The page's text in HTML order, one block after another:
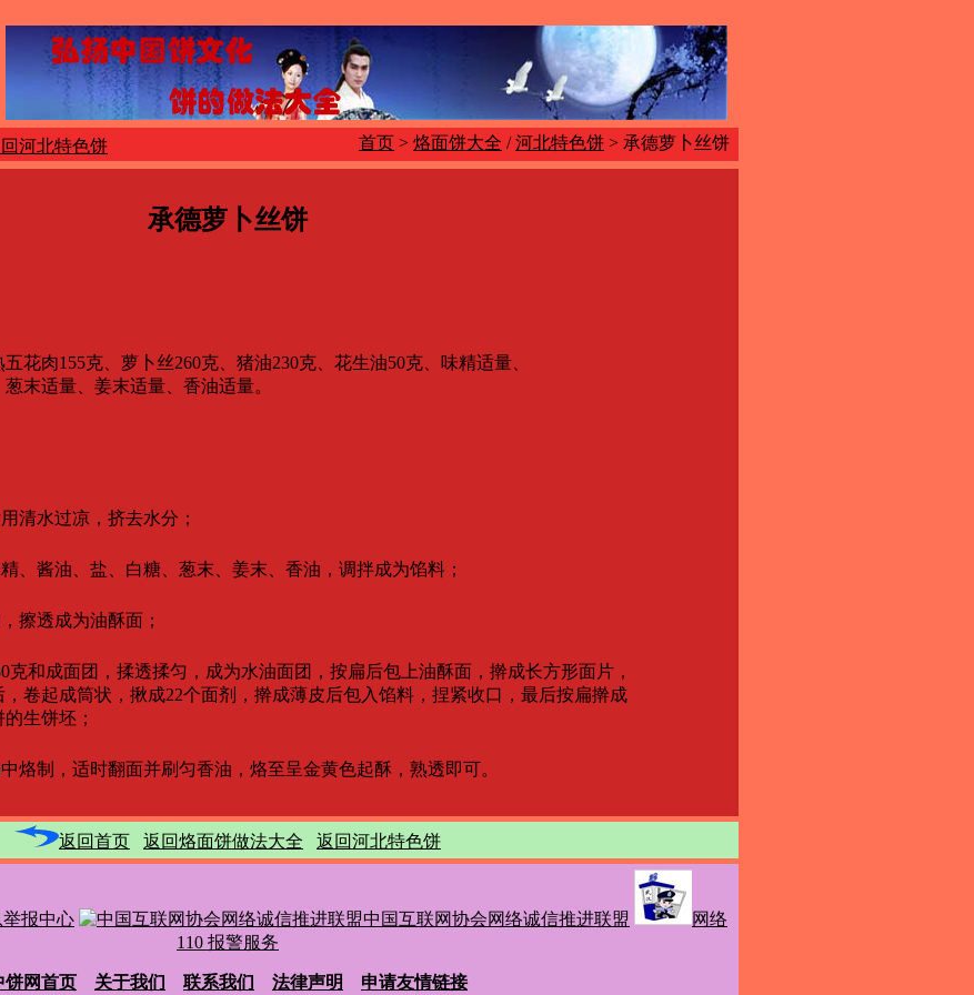
河北特色饼 首页 > 烙面饼大全 /河北特色饼 > 承德萝卜丝饼
承德萝卜丝饼
155克、萝卜丝260克、猪油230克、花生油50克、味精适量、
适量、姜末适量、香油适量。
清水过凉，挤去水分；
、酱油、盐、白糖、葱末、姜末、香油，调拌成为馅料；
擦透成为油酥面；
克和成面团，揉透揉匀，成为水油面团，按扁后包上油酥面，擀成长方形面片，
起成筒状，揪成22个面剂，擀成薄皮后包入馅料，捏紧收口，最后按扁擀成
生饼坯；
烙制，适时翻面并刷匀香油，烙至呈金黄色起酥，熟透即可。
返回首页 返回烙面饼做法大全 返回河北特色饼
报中心 中国互联网协会网络诚信推进联盟
网络
110 报警服务
饼网首页 关于我们 联系我们 法律声明 申请友情链接